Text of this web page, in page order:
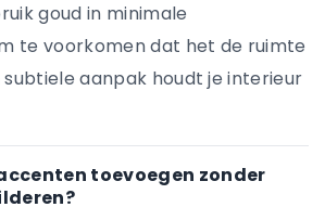
goud in minimale
te voorkomen dat het de ruimte
aanpak houdt je interieur
toevoegen zonder